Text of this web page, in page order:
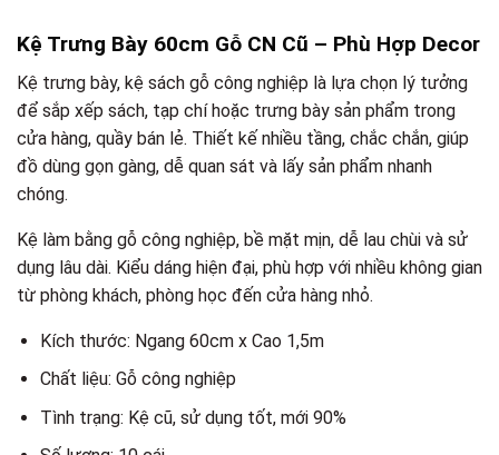
Kệ Trưng Bày 60cm Gỗ CN Cũ – Phù Hợp Decor
Kệ trưng bày, kệ sách gỗ công nghiệp là lựa chọn lý tưởng
để sắp xếp sách, tạp chí hoặc trưng bày sản phẩm trong
cửa hàng, quầy bán lẻ. Thiết kế nhiều tầng, chắc chắn, giúp
đồ dùng gọn gàng, dễ quan sát và lấy sản phẩm nhanh
chóng.
Kệ làm bằng gỗ công nghiệp, bề mặt mịn, dễ lau chùi và sử
dụng lâu dài. Kiểu dáng hiện đại, phù hợp với nhiều không gian
từ phòng khách, phòng học đến cửa hàng nhỏ.
Kích thước: Ngang 60cm x Cao 1,5m
Chất liệu: Gỗ công nghiệp
Tình trạng: Kệ cũ, sử dụng tốt, mới 90%